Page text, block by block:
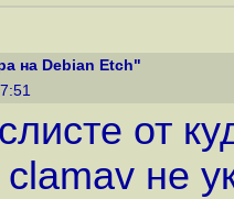
на Debian Etch"
от
не